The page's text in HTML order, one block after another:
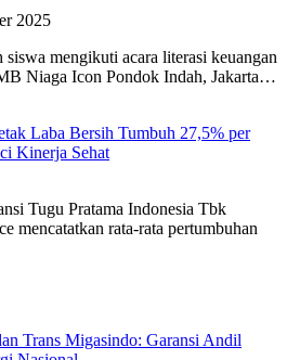
2025
mengikuti acara literasi keuangan
Niaga Icon Pondok Indah, Jakarta…
Laba Bersih Tumbuh 27,5% per
Kinerja Sehat
Tugu Pratama Indonesia Tbk
mencatatkan rata-rata pertumbuhan